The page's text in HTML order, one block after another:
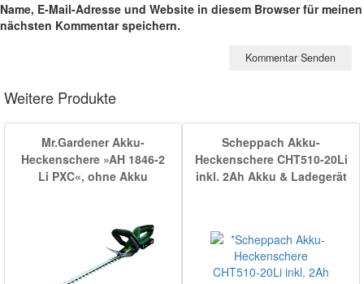
Name, E-Mail-Adresse und Website in diesem Browser für meinen
nächsten Kommentar speichern.
Weitere Produkte
Mr.Gardener Akku-
Heckenschere »AH 1846-2
Li PXC«, ohne Akku
Scheppach Akku-
Heckenschere CHT510-20Li
inkl. 2Ah Akku & Ladegerät